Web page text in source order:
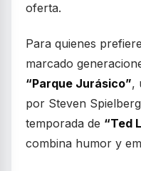
oferta.
Para quienes
marcado
“Parque Jurásico”,
por Steven
temporada de “Ted
combina humor y